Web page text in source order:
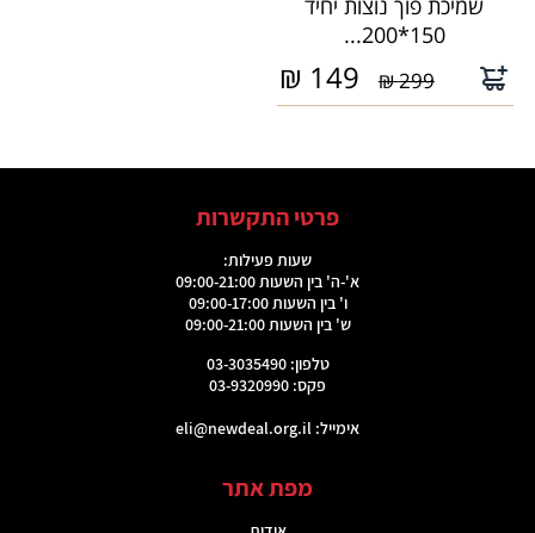
150*200...
299 ₪
149
₪
פרטי התקשרות
שעות פעילות:
א'-ה' בין השעות 09:00-21:00
ו' בין השעות 09:00-17:00
ש' בין השעות 09:00-21:00
טלפון: 03-3035490
פקס: 03-9320990
אימייל: eli@newdeal.org.il
מפת אתר